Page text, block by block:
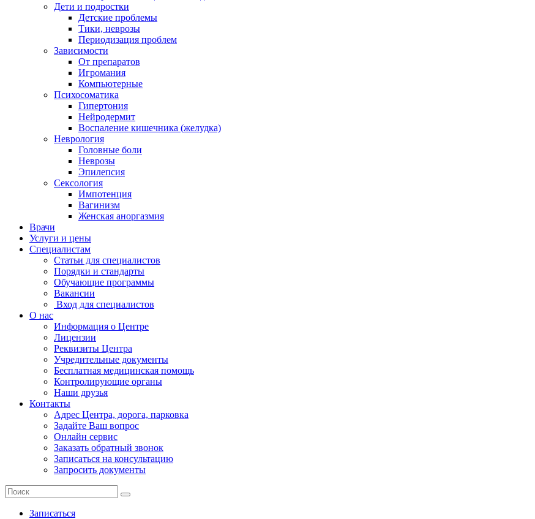
Дети и подростки
Детские проблемы
Тики, неврозы
Периодизация проблем
Зависимости
От препаратов
Игромания
Компьютерные
Психосоматика
Гипертония
Нейродермит
Воспаление кишечника (желудка)
Неврология
Головные боли
Неврозы
Эпилепсия
Сексология
Импотенция
Вагинизм
Женская аноргазмия
Врачи
Услуги и цены
Специалистам
Статьи для специалистов
Порядки и стандарты
Обучающие программы
Вакансии
Вход для специалистов
О нас
Информация о Центре
Лицензии
Реквизиты Центра
Учредительные документы
Бесплатная медицинская помощь
Контролирующие органы
Наши друзья
Контакты
Адрес Центра, дорога, парковка
Задайте Ваш вопрос
Онлайн сервис
Заказать обратный звонок
Записаться на консультацию
Запросить документы
Записаться